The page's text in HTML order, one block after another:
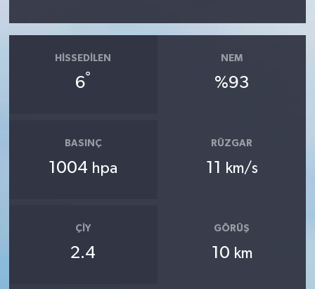
HISSEDILEN
6°
NEM
%93
BASINÇ
1004 hpa
RÜZGAR
11 km/s
ÇIY
2.4
GÖRÜŞ
10 km